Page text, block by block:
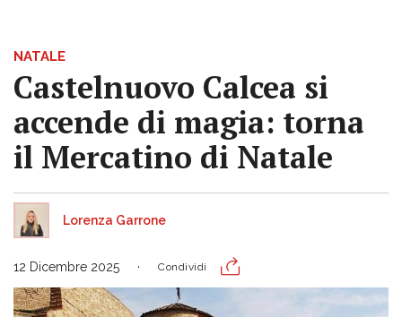
NATALE
Castelnuovo Calcea si
accende di magia: torna
il Mercatino di Natale
Lorenza Garrone
12 Dicembre 2025 Condividi